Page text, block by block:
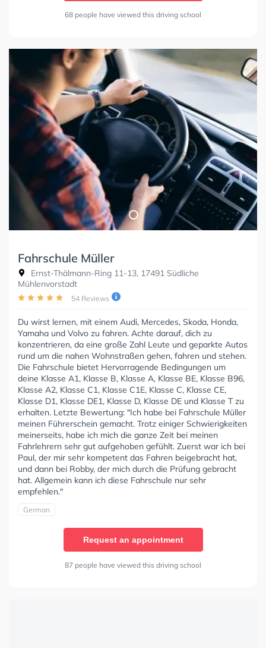
68 people have viewed this driving school
Fahrschule Müller
Ernst-Thälmann-Ring 11-13, 17491 Südliche
Mühlenvorstadt
54 Reviews
Du wirst lernen, mit einem Audi, Mercedes, Skoda, Honda,
Yamaha und Volvo zu fahren. Achte darauf, dich zu
konzentrieren, da eine große Zahl Leute und geparkte Autos
rund um die nahen Wohnstraßen gehen, fahren und stehen.
Die Fahrschule bietet Hervorragende Bedingungen um
deine Klasse A1, Klasse B, Klasse A, Klasse BE, Klasse B96,
Klasse A2, Klasse C1, Klasse C1E, Klasse C, Klasse CE,
Klasse D1, Klasse DE1, Klasse D, Klasse DE und Klasse T zu
erhalten. Letzte Bewertung: "Ich habe bei Fahrschule Müller
meinen Führerschein gemacht. Trotz einiger Schwierigkeiten
meinerseits, habe ich mich die ganze Zeit bei meinen
Fahrlehrern sehr gut aufgehoben gefühlt. Zuerst war ich bei
Paul, der mir sehr kompetent das Fahren beigebracht hat,
und dann bei Robby, der mich durch die Prüfung gebracht
hat. Allgemein kann ich diese Fahrschule nur sehr
empfehlen."
German
Request an appointment
87 people have viewed this driving school